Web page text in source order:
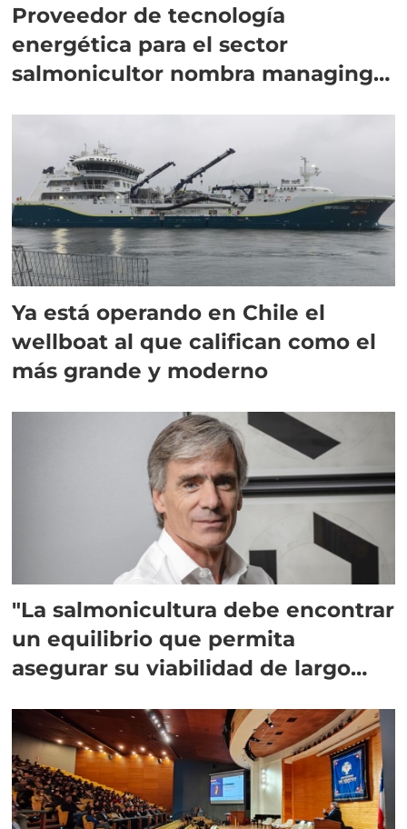
Proveedor de tecnología
energética para el sector
salmonicultor nombra managing
Ya está operando en Chile el
wellboat al que califican como el
más grande y moderno
"La salmonicultura debe encontrar
un equilibrio que permita
asegurar su viabilidad de largo